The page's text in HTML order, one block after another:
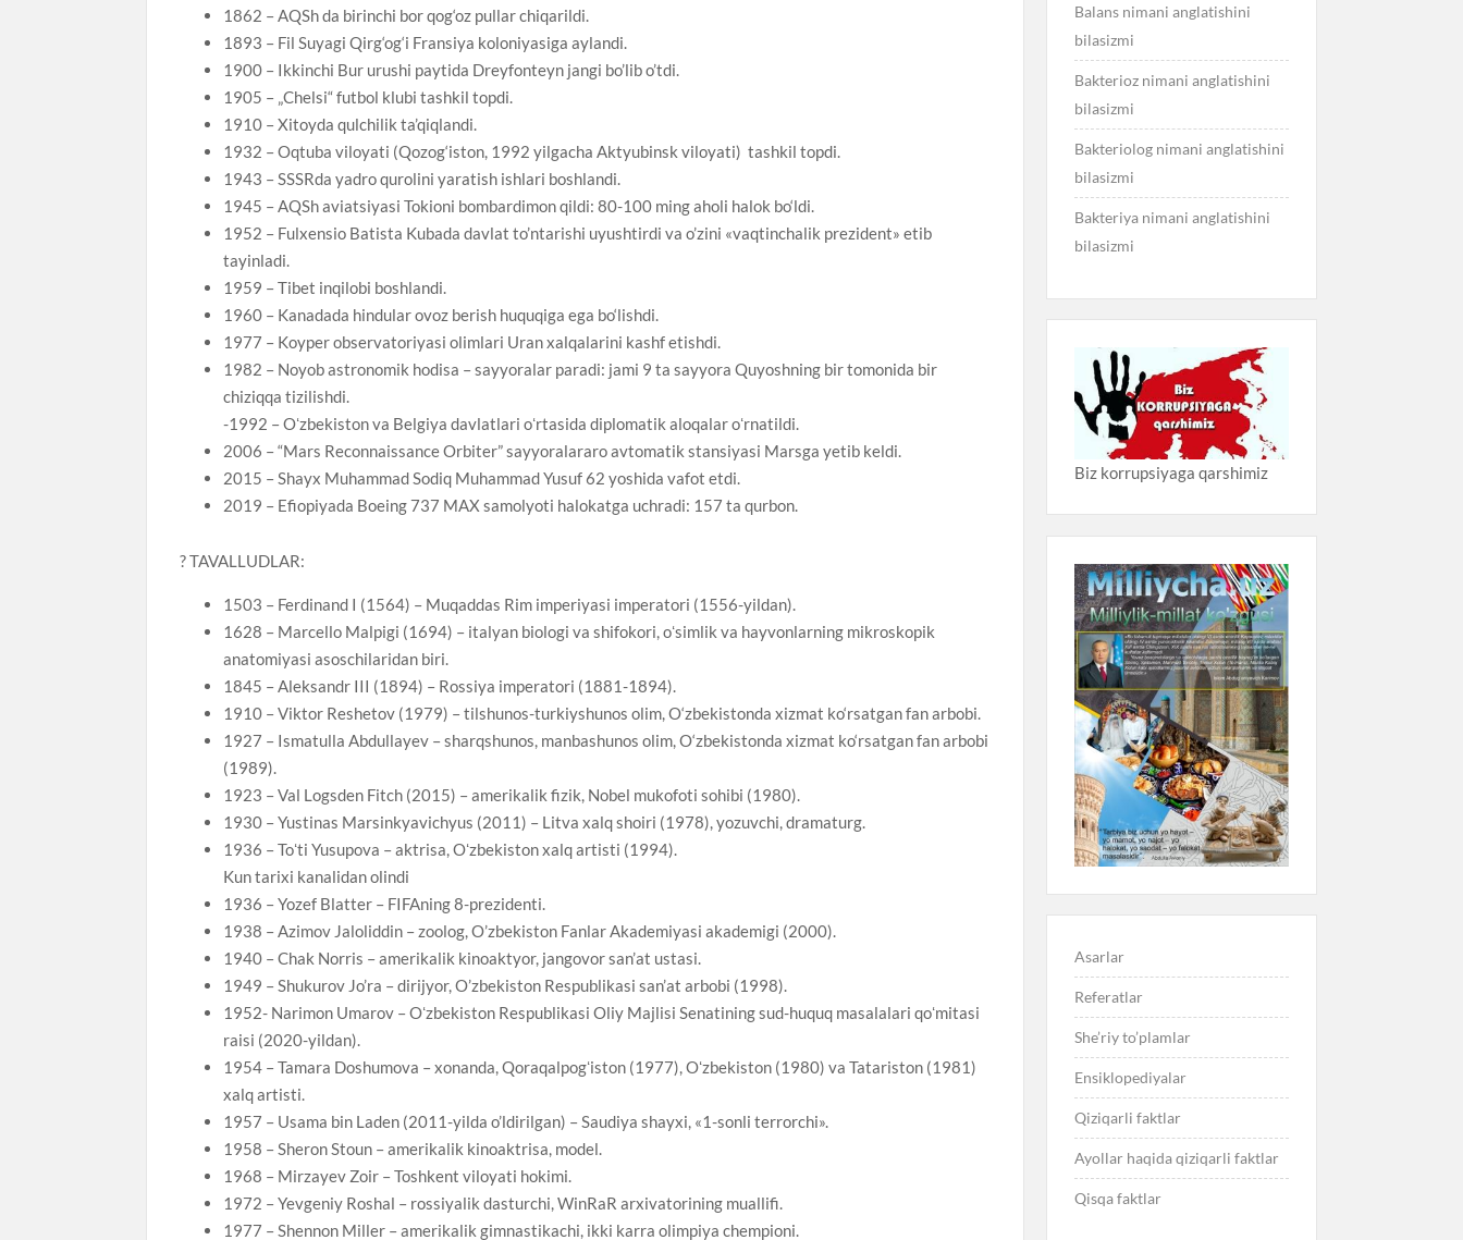
1862 – AQSh da birinchi bor qog‘oz pullar chiqarildi.
1893 – Fil Suyagi Qirg‘og‘i Fransiya koloniyasiga aylandi.
1900 – Ikkinchi Bur urushi paytida Dreyfonteyn jangi bo’lib o’tdi.
1905 – „Chelsi“ futbol klubi tashkil topdi.
1910 – Xitoyda qulchilik ta’qiqlandi.
1932 – Oqtuba viloyati (Qozog‘iston, 1992 yilgacha Aktyubinsk viloyati) tashkil topdi.
1943 – SSSRda yadro qurolini yaratish ishlari boshlandi.
1945 – AQSh aviatsiyasi Tokioni bombardimon qildi: 80-100 ming aholi halok bo‘ldi.
1952 – Fulxensio Batista Kubada davlat to’ntarishi uyushtirdi va o’zini «vaqtinchalik prezident» etib
tayinladi.
1959 – Tibet inqilobi boshlandi.
1960 – Kanadada hindular ovoz berish huquqiga ega bo‘lishdi.
1977 – Koyper observatoriyasi olimlari Uran xalqalarini kashf etishdi.
1982 – Noyob astronomik hodisa – sayyoralar paradi: jami 9 ta sayyora Quyoshning bir tomonida bir
chiziqqa tizilishdi.
-1992 – Oʻzbekiston va Belgiya davlatlari oʻrtasida diplomatik aloqalar oʻrnatildi.
2006 – “Mars Reconnaissance Orbiter” sayyoralararo avtomatik stansiyasi Marsga yetib keldi.
2015 – Shayx Muhammad Sodiq Muhammad Yusuf 62 yoshida vafot etdi.
2019 – Efiopiyada Boeing 737 MAX samolyoti halokatga uchradi: 157 ta qurbon.
? TAVALLUDLAR:
1503 – Ferdinand I (1564) – Muqaddas Rim imperiyasi imperatori (1556-yildan).
1628 – Marcello Malpigi (1694) – italyan biologi va shifokori, oʻsimlik va hayvonlarning mikroskopik
anatomiyasi asoschilaridan biri.
1845 – Aleksandr III (1894) – Rossiya imperatori (1881-1894).
1910 – Viktor Reshetov (1979) – tilshunos-turkiyshunos olim, O‘zbekistonda xizmat ko‘rsatgan fan arbobi.
1927 – Ismatulla Abdullayev – sharqshunos, manbashunos olim, O‘zbekistonda xizmat ko‘rsatgan fan arbobi
(1989).
1923 – Val Logsden Fitch (2015) – amerikalik fizik, Nobel mukofoti sohibi (1980).
1930 – Yustinas Marsinkyavichyus (2011) – Litva xalq shoiri (1978), yozuvchi, dramaturg.
1936 – Toʻti Yusupova – aktrisa, Oʻzbekiston xalq artisti (1994).
Kun tarixi kanalidan olindi
1936 – Yozef Blatter – FIFAning 8-prezidenti.
1938 – Azimov Jaloliddin – zoolog, O’zbekiston Fanlar Akademiyasi akademigi (2000).
1940 – Chak Norris – amerikalik kinoaktyor, jangovor san’at ustasi.
1949 – Shukurov Jo’ra – dirijyor, O’zbekiston Respublikasi san’at arbobi (1998).
1952- Narimon Umarov – Oʻzbekiston Respublikasi Oliy Majlisi Senatining sud-huquq masalalari qoʻmitasi
raisi (2020-yildan).
1954 – Tamara Doshumova – xonanda, Qoraqalpogʻiston (1977), Oʻzbekiston (1980) va Tatariston (1981)
xalq artisti.
1957 – Usama bin Laden (2011-yilda o’ldirilgan) – Saudiya shayxi, «1-sonli terrorchi».
1958 – Sheron Stoun – amerikalik kinoaktrisa, model.
1968 – Mirzayev Zoir – Toshkent viloyati hokimi.
1972 – Yevgeniy Roshal – rossiyalik dasturchi, WinRaR arxivatorining muallifi.
1977 – Shennon Miller – amerikalik gimnastikachi, ikki karra olimpiya chempioni.
Balans nimani anglatishini
bilasizmi
Bakterioz nimani anglatishini
bilasizmi
Bakteriolog nimani anglatishini
bilasizmi
Bakteriya nimani anglatishini
bilasizmi
Biz korrupsiyaga qarshimiz
Asarlar
Referatlar
She’riy to’plamlar
Ensiklopediyalar
Qiziqarli faktlar
Ayollar haqida qiziqarli faktlar
Qisqa faktlar